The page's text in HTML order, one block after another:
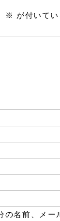
※ が付いて
名前、メ